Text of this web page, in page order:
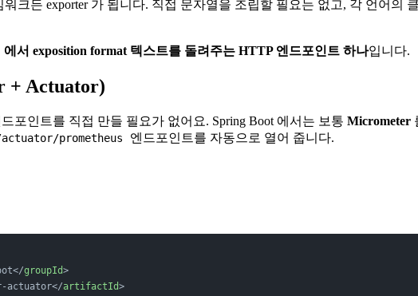
크든 exporter 가 됩니다. 직접 문자열을 조립할 필요는 없고, 각 언어의
에서 exposition format 텍스트를 돌려주는 HTTP 엔드포인트 하나입니다.
+ Actuator)
포인트를 직접 만들 필요가 없어요. Spring Boot 에서는 보통 Micrometer
prometheus 엔드포인트를 자동으로 열어 줍니다.
groupId>
actuator</artifactId>